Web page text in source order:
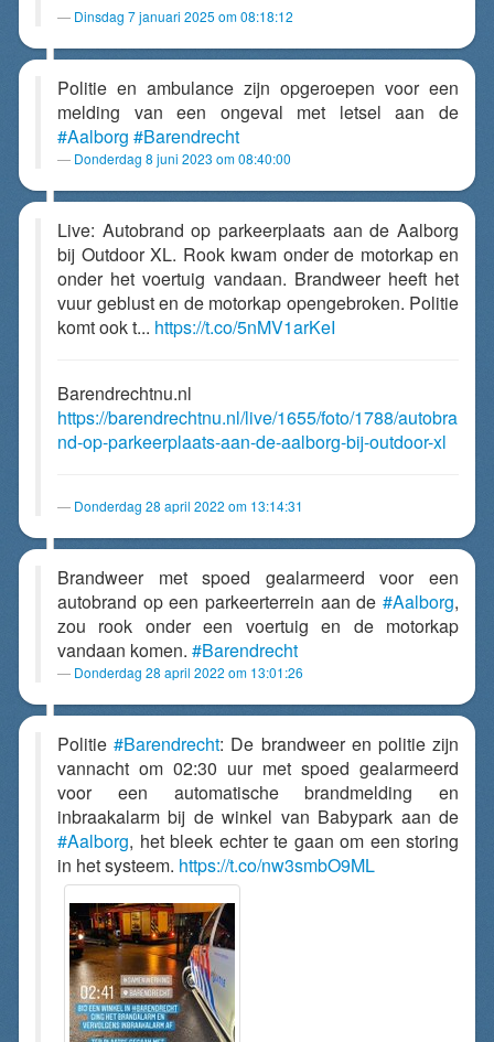
Dinsdag 7 januari 2025 om 08:18:12
Politie en ambulance zijn opgeroepen voor een
melding van een ongeval met letsel aan de
#Aalborg #Barendrecht
Donderdag 8 juni 2023 om 08:40:00
Live: Autobrand op parkeerplaats aan de Aalborg
bij Outdoor XL. Rook kwam onder de motorkap en
onder het voertuig vandaan. Brandweer heeft het
vuur geblust en de motorkap opengebroken. Politie
komt ook t... https://t.co/5nMV1arKeI
Barendrechtnu.nl
https://barendrechtnu.nl/live/1655/foto/1788/autobra
nd-op-parkeerplaats-aan-de-aalborg-bij-outdoor-xl
Donderdag 28 april 2022 om 13:14:31
Brandweer met spoed gealarmeerd voor een
autobrand op een parkeerterrein aan de #Aalborg,
zou rook onder een voertuig en de motorkap
vandaan komen. #Barendrecht
Donderdag 28 april 2022 om 13:01:26
Politie#Barendrecht: De brandweer en politie zijn
vannacht om 02:30 uur met spoed gealarmeerd
voor een automatische brandmelding en
inbraakalarm bij de winkel van Babypark aan de
#Aalborg, het bleek echter te gaan om een storing
in het systeem. https://t.co/nw3smbO9ML